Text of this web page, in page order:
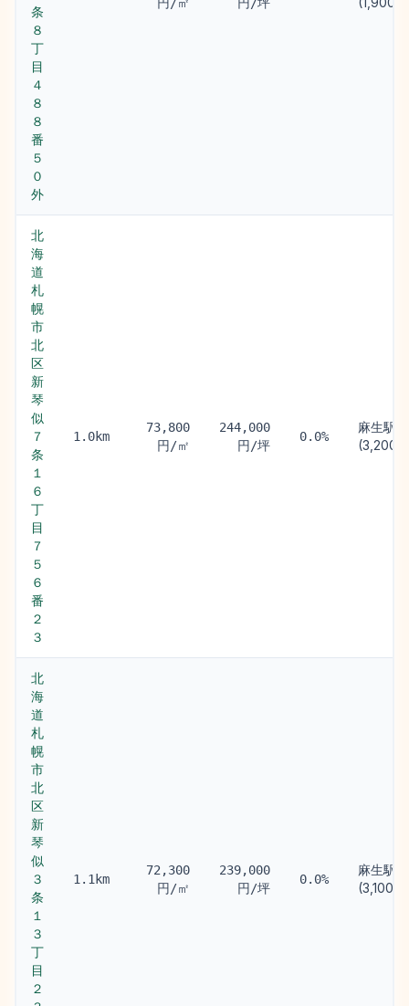
条
８
丁
目
４
８
８
番
５
０
外
北
海
道
札
幌
市
北
区
新
琴
似
７
条
１
６
丁
目
７
５
６
番
２
３
1.0km
73,800
円/㎡
244,000
円/坪
0.0%
麻生駅
北
海
道
札
幌
市
北
区
新
琴
似
３
条
１
３
丁
目
２
1.1km
72,300
円/㎡
239,000
円/坪
0.0%
麻生駅
(3,100m)